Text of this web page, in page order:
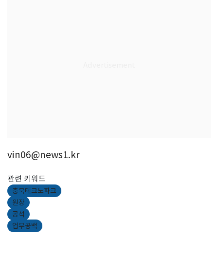
vin06@news1.kr
관련 키워드
충북테크노파크
원장
공석
업무공백